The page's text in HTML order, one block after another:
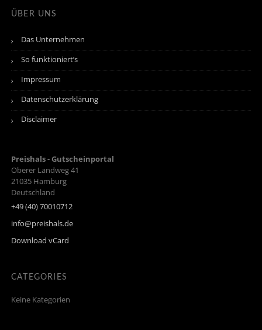
ÜBER UNS
Das Unternehmen
So funktioniert’s
Impressum
Datenschutzerklärung
Disclaimer
Preishals - Gutscheinportal
Oberer Landweg 41
21035 Hamburg
Deutschland
+49 (40) 70010712
info@preishals.de
Download vCard
CATEGORIES
Keine Kategorien